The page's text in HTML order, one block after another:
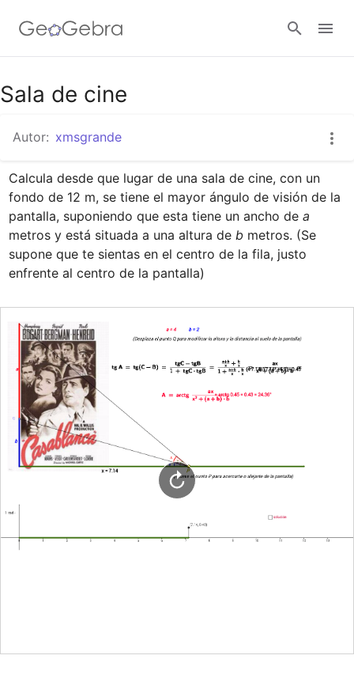
Google Classroom
GeoGebra Classroom
Abrir sesión
Sala de cine
Autor: xmsgrande
Calcula desde que lugar de una sala de cine, con un
fondo de 12 m, se tiene el mayor ángulo de visión de la
pantalla, suponiendo que esta tiene un ancho de
metros y está situada a una altura de b metros. (Se
supone que te sientas en el centro de la fila, justo
enfrente al centro de la pantalla)